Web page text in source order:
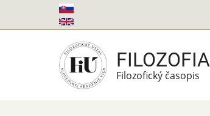
na
FILOZOFIA
Filozofický časopis